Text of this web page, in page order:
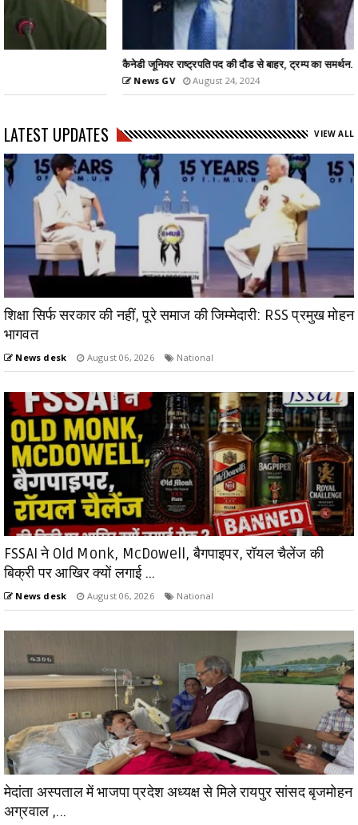
कैनेडी जूनियर राष्ट्रपति पद की दौड से बाहर, ट्रम्प का समर्थन...
August 24, 2024
LATEST UPDATES VIEW ALL
शिक्षा सिर्फ सरकार की नहीं, पूरे समाज की जिम्मेदारी: RSS प्रमुख मोहन
भागवत
News desk August 06, 2026 National
FSSAI ने Old Monk, McDowell, बैगपाइपर, रॉयल चैलेंज की
बिक्री पर आखिर क्यों लगाई ...
News desk August 06, 2026 National
मेदांता अस्पताल में भाजपा प्रदेश अध्यक्ष से मिले रायपुर सांसद बृजमोहन
अग्रवाल ,...